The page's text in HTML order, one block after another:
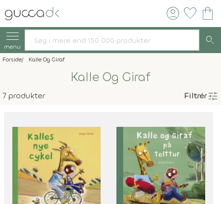
account_circle favorite shopping_bag
menu search
Forside Kalle Og Giraf
Kalle Og Giraf
7 produkter Filtrértune